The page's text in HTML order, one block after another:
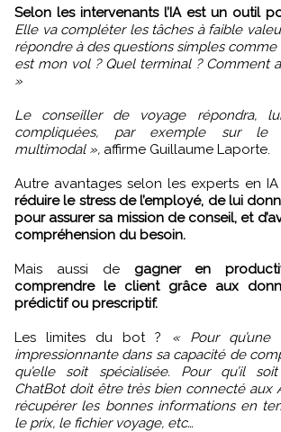
Selon les intervenants l’IA est un outil
Elle va compléter les tâches à faible
répondre à des questions simples
est mon vol ? Quel terminal ? Comment
»
Le conseiller de voyage répondra,
compliquées, par exemple sur le
multimodal », affirme Guillaume Laporte.
Autre avantages selon les experts en
réduire le stress de l’employé, de lui
pour assurer sa mission de conseil, et
compréhension du besoin.
Mais aussi de gagner en
comprendre le client grâce aux
prédictif ou prescriptif.
Les limites du bot ? « Pour
impressionnante dans sa capacité de
qu’elle soit spécialisée. Pour qu’il
ChatBot doit être très bien connecté aux
récupérer les bonnes informations en
le prix, le fichier voyage, etc…